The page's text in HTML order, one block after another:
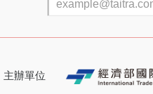
主辦單位